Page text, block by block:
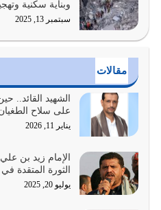
يوليو 25, 2026
أي أمة تتفرق في الدين وتتفرق
أصبحت أمة عاجزة عن
يوليو 23, 2026
يجب أن نعود جميعاً الى القرآن
لنعتصم بحبل الله جميعاً وليس
وبناية سكنية
سبتمبر 13, 2025
مقالات
الشهيد القائد..
على سلاح
يناير 11, 2026
الإمام زيد بن
الثورة المتقدة
يوليو 20, 2025